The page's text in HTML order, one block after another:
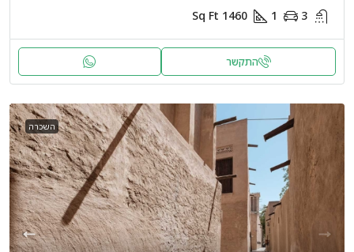
3
1
1460
Sq Ft
התקשר
השכרה